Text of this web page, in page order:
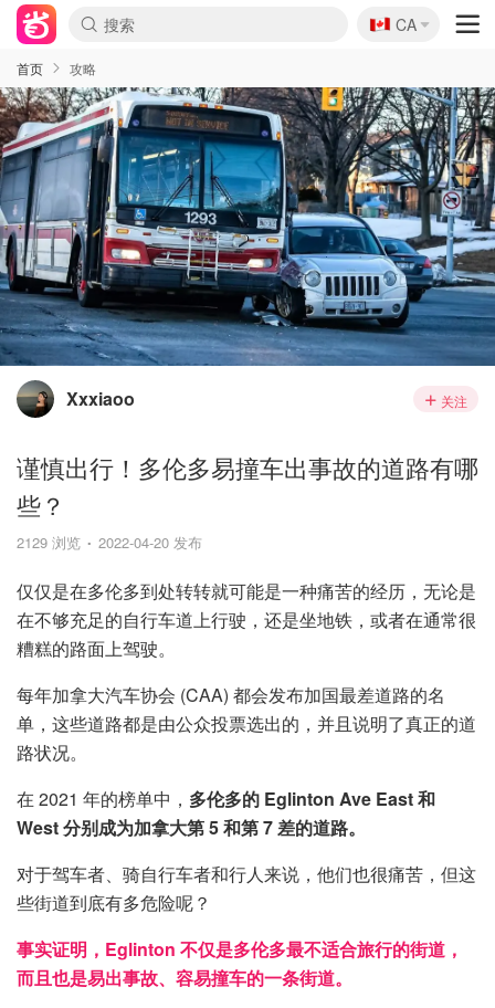
🇨🇦
CA
首页 攻略
Xxxiaoo 关注
谨慎出行！多伦多易撞车出事故的道路有哪
些？
2129 浏览 2022-04-20 发布
仅仅是在多伦多到处转转就可能是一种痛苦的经历，无论是
在不够充足的自行车道上行驶，还是坐地铁，或者在通常很
糟糕的路面上驾驶。
每年加拿大汽车协会 (CAA) 都会发布加国最差道路的名
单，这些道路都是由公众投票选出的，并且说明了真正的道
路状况。
在 2021 年的榜单中， 多伦多的 Eglinton Ave East 和
West 分别成为加拿大第 5 和第 7 差的道路。
对于驾车者、骑自行车者和行人来说，他们也很痛苦，但这
些街道到底有多危险呢？
事实证明，Eglinton 不仅是多伦多最不适合旅行的街道，
而且也是易出事故、容易撞车的一条街道。